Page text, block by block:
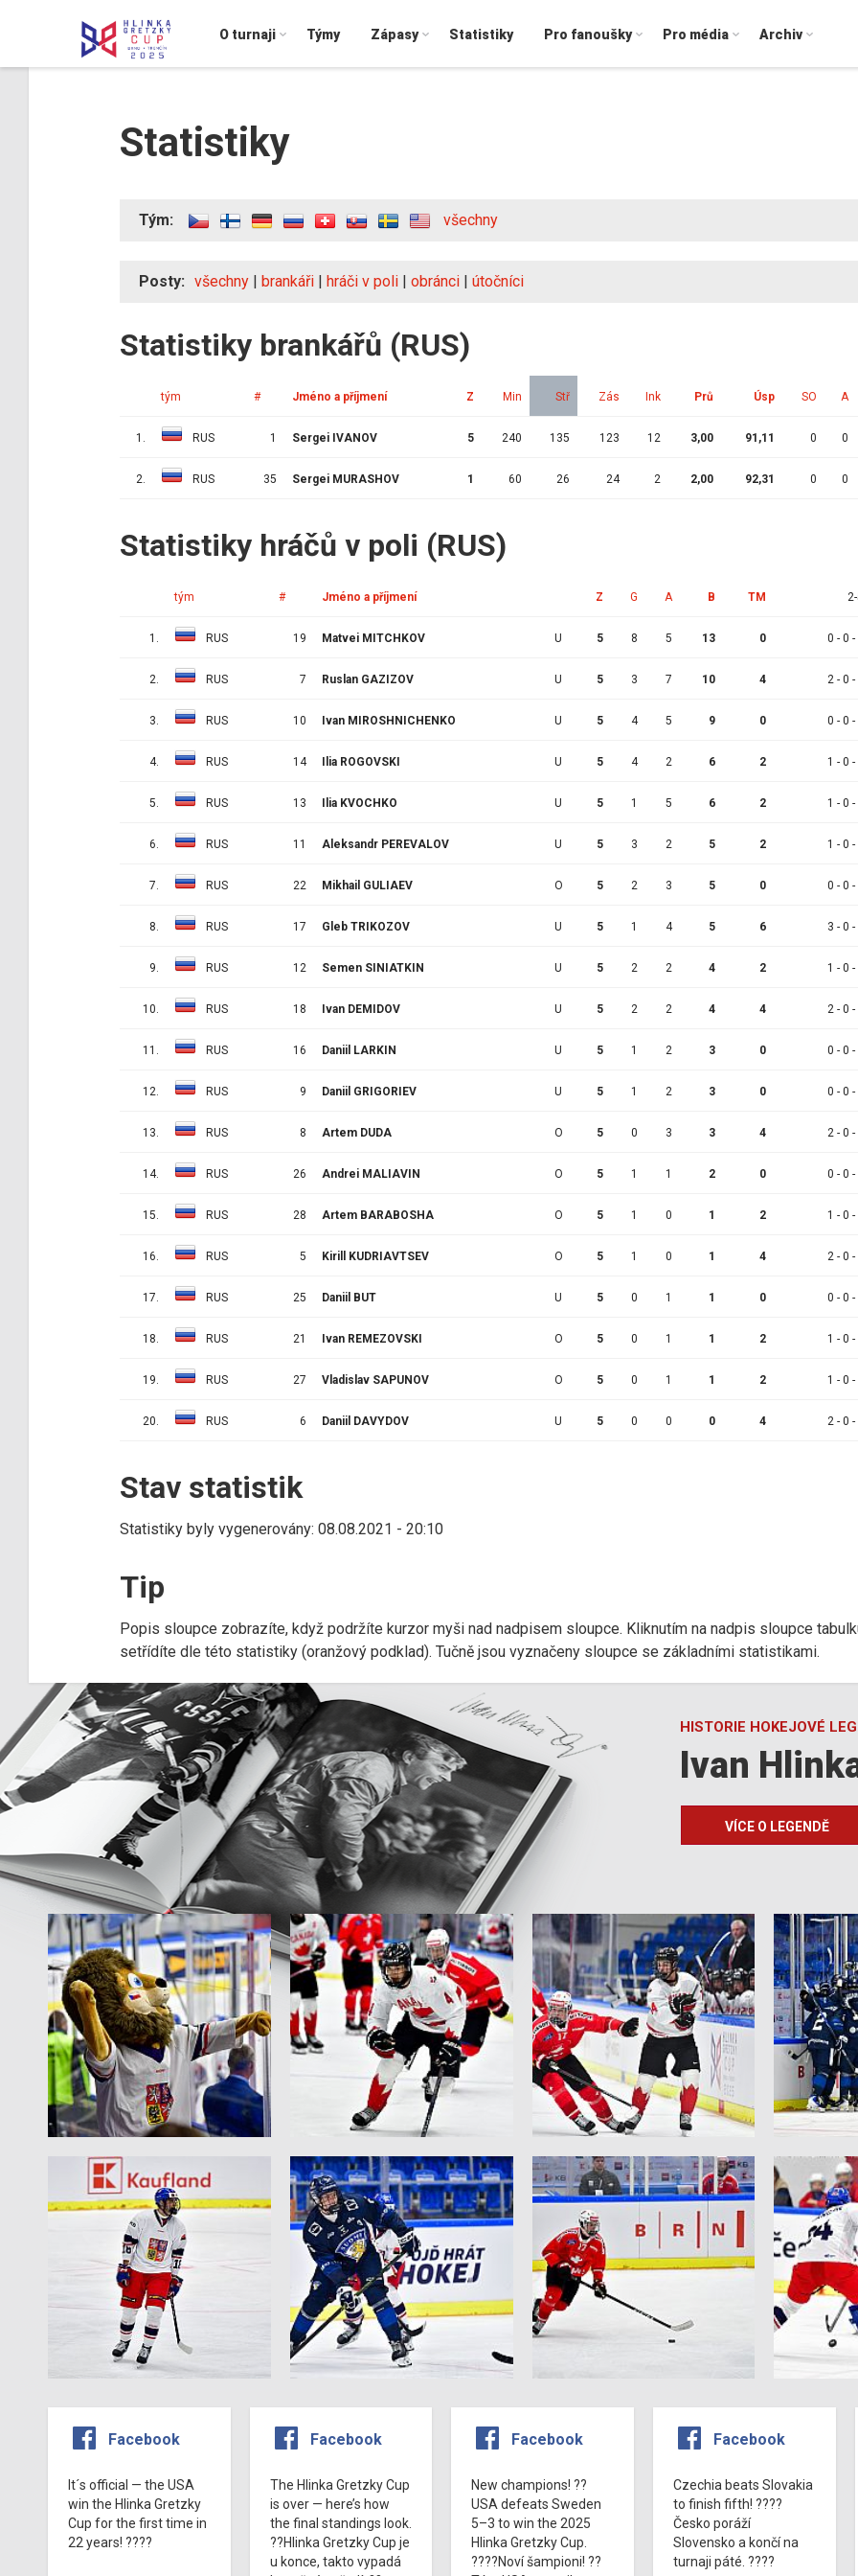
O turnaji Týmy Zápasy Statistiky Pro fanoušky Pro média Archiv
Statistiky
Tým: všechny
Posty: všechny | brankáři | hráči v poli | obránci | útočníci
Statistiky brankářů (RUS)
tým # Jméno a příjmení Z Min Stř Zás Ink Prů Úsp SO A
1. RUS 1 Sergei IVANOV 5 240 135 123 12 3,00 91,11 0 0
2. RUS 35 Sergei MURASHOV 1 60 26 24 2 2,00 92,31 0 0
Statistiky hráčů v poli (RUS)
tým # Jméno a příjmení Z G A B TM
1. RUS 19 Matvei MITCHKOV U 5 8 5 13 0 0 - 0 -
2. RUS 7 Ruslan GAZIZOV U 5 3 7 10 4 2 - 0 -
3. RUS 10 Ivan MIROSHNICHENKO U 5 4 5 9 0 0 - 0 -
4. RUS 14 Ilia ROGOVSKI U 5 4 2 6 2 1 - 0 -
5. RUS 13 Ilia KVOCHKO U 5 1 5 6 2 1 - 0 -
6. RUS 11 Aleksandr PEREVALOV U 5 3 2 5 2 1 - 0 -
7. RUS 22 Mikhail GULIAEV O 5 2 3 5 0 0 - 0 -
8. RUS 17 Gleb TRIKOZOV U 5 1 4 5 6 3 - 0 -
9. RUS 12 Semen SINIATKIN U 5 2 2 4 2 1 - 0 -
10. RUS 18 Ivan DEMIDOV U 5 2 2 4 4 2 - 0 -
11. RUS 16 Daniil LARKIN U 5 1 2 3 0 0 - 0 -
12. RUS 9 Daniil GRIGORIEV U 5 1 2 3 0 0 - 0 -
13. RUS 8 Artem DUDA O 5 0 3 3 4 2 - 0 -
14. RUS 26 Andrei MALIAVIN O 5 1 1 2 0 0 - 0 -
15. RUS 28 Artem BARABOSHA O 5 1 0 1 2 1 - 0 -
16. RUS 5 Kirill KUDRIAVTSEV O 5 1 0 1 4 2 - 0 -
17. RUS 25 Daniil BUT U 5 0 1 1 0 0 - 0 -
18. RUS 21 Ivan REMEZOVSKI O 5 0 1 1 2 1 - 0 -
19. RUS 27 Vladislav SAPUNOV O 5 0 1 1 2 1 - 0 -
20. RUS 6 Daniil DAVYDOV U 5 0 0 0 4 2 - 0 -
Stav statistik
Statistiky byly vygenerovány: 08.08.2021 - 20:10
Tip
Popis sloupce zobrazíte, když podržíte kurzor myši nad nadpisem sloupce. Kliknutím na nadpis sloupce
setřídíte dle této statistiky (oranžový podklad). Tučně jsou vyznačeny sloupce se základními statistikami.
HISTORIE HOKEJOVÉ
Ivan
VÍCE O LEGENDĚ
Facebook
It´s official — the USA
win the Hlinka Gretzky
Cup for the first time in
22 years! ????
Facebook
The Hlinka Gretzky Cup
is over — here’s how
the final standings look.
??Hlinka Gretzky Cup je
u konce, takto vypadá
Facebook
New champions! ??
USA defeats Sweden
5–3 to win the 2025
Hlinka Gretzky Cup.
????Noví šampioni! ??
Facebook
Czechia beats Slovakia
to finish fifth! ????
Česko poráží
Slovensko a končí na
turnaji páté. ????